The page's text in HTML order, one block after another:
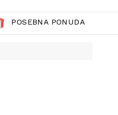
POSEBNA PONUDA